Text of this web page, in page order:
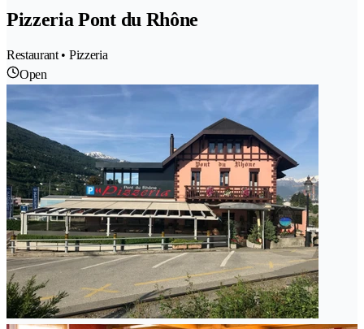
Pizzeria Pont du Rhône
Restaurant • Pizzeria
Open